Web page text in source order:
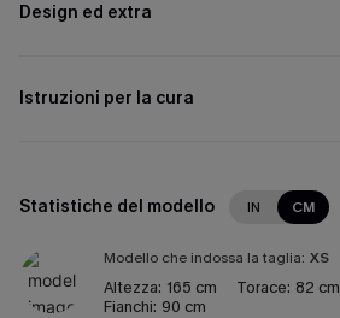
Design ed extra
Istruzioni per la cura
Statistiche del modello IN CM
Modello che indossa la taglia: XS
Altezza: 165 cm Torace: 82 cm
Fianchi: 90 cm